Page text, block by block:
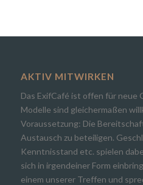
AKTIV MITWIRKEN
Das ExifCafé ist offen für neue
Modelle sind gleichermaßen
Voraussetzung: Die
Austausch zu beteiligen.
Kenntnisstand etc. spielen
sich in irgendeiner Form
einem unserer Treffen und